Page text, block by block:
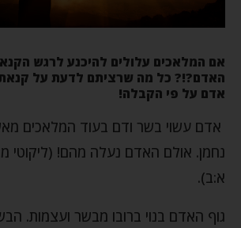
אם המלאכים עלולים להיכנע לרגש
האדם?!? כל מה שרציתם לדעת על
אדם על פי הקבלה!
אדם עשוי בשר ודם בעוד המלאכים
נחמן. אולם האדם נעלה מהם! (ליקוטי
א:ב).
גוף האדם בנוי ברובו מבשר ועצמות.